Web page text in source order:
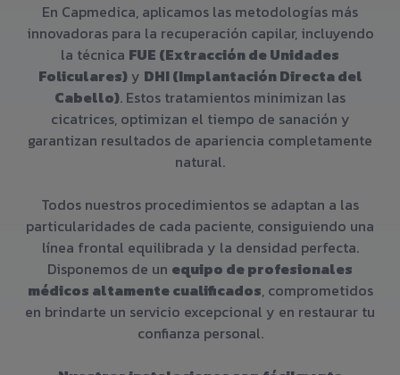
En Capmedica, aplicamos las metodologías más
innovadoras para la recuperación capilar, incluyendo
la técnica FUE (Extracción de Unidades
Foliculares)y DHI (Implantación Directa del
Cabello). Estos tratamientos minimizan las
cicatrices, optimizan el tiempo de sanación y
garantizan resultados de apariencia completamente
natural.
Todos nuestros procedimientos se adaptan a las
particularidades de cada paciente, consiguiendo una
línea frontal equilibrada y la densidad perfecta.
Disponemos de un equipo de profesionales
médicos altamente cualificados, comprometidos
en brindarte un servicio excepcional y en restaurar tu
confianza personal.